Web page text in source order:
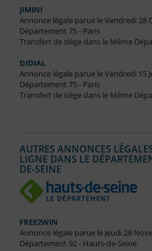
JIMINI
Annonce légale parue le Vendredi 28
Département 75 - Paris
Transfert de siège dans le Même
DIDIAL
Annonce légale parue le Vendredi 15
Département 75 - Paris
Transfert de siège dans le Même
AUTRES ANNONCES
LIGNE DANS LE
DE-SEINE
FREE2WIN
Annonce légale parue le Jeudi 28
Département 92 - Hauts-de-Seine